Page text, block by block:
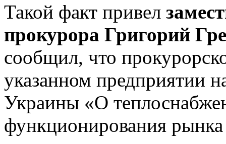
Такой факт привел
прокурора Григорий
сообщил, что
указанном предприятии
Украины «О
функционирования рынка